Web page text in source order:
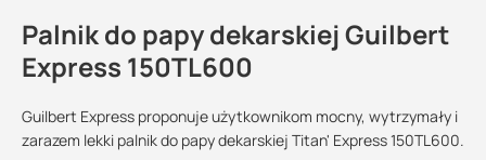
Palnik do papy dekarskiej Guilbert
Express 150TL600
Guilbert Express proponuje użytkownikom mocny, wytrzymały i
zarazem lekki palnik do papy dekarskiej Titan' Express 150TL600.